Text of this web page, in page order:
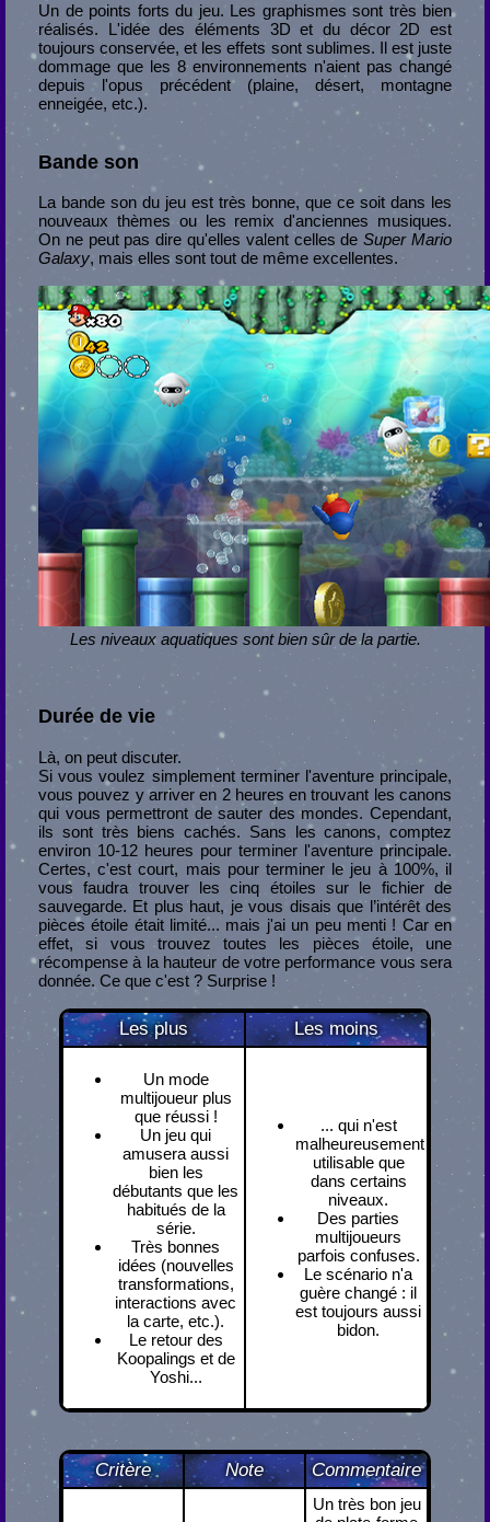
Un de points forts du jeu. Les graphismes sont très bien
réalisés. L'idée des éléments 3D et du décor 2D est
toujours conservée, et les effets sont sublimes. Il est juste
dommage que les 8 environnements n'aient pas changé
depuis l'opus précédent (plaine, désert, montagne
enneigée, etc.).
Bande son
La bande son du jeu est très bonne, que ce soit dans les
nouveaux thèmes ou les remix d'anciennes musiques.
On ne peut pas dire qu'elles valent celles deSuper Mario
Galaxy, mais elles sont tout de même excellentes.
Les niveaux aquatiques sont bien sûr de la partie.
Durée de vie
Là, on peut discuter.
Si vous voulez simplement terminer l'aventure principale,
vous pouvez y arriver en 2 heures en trouvant les canons
qui vous permettront de sauter des mondes. Cependant,
ils sont très biens cachés. Sans les canons, comptez
environ 10-12 heures pour terminer l'aventure principale.
Certes, c'est court, mais pour terminer le jeu à 100%, il
vous faudra trouver les cinq étoiles sur le fichier de
sauvegarde. Et plus haut, je vous disais que l’intérêt des
pièces étoile était limité... mais j'ai un peu menti ! Car en
effet, si vous trouvez toutes les pièces étoile, une
récompense à la hauteur de votre performance vous sera
donnée. Ce que c'est ? Surprise !
Les plus Les moins
Un mode
multijoueur plus
que réussi !
Un jeu qui
amusera aussi
bien les
débutants que les
habitués de la
série.
Très bonnes
idées (nouvelles
transformations,
interactions avec
la carte, etc.).
Le retour des
Koopalings et de
Yoshi...
... qui n'est
malheureusement
utilisable que
dans certains
niveaux.
Des parties
multijoueurs
parfois confuses.
Le scénario n'a
guère changé : il
est toujours aussi
bidon.
Critère Note Commentaire
Un très bon jeu